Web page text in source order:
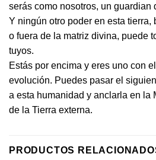
serás como nosotros, un guardian
Y ningún otro poder en esta tierra,
o fuera de la matriz divina, puede
tuyos.
Estás por encima y eres uno con
evolución. Puedes pasar el
a esta humanidad y anclarla en la
de la Tierra externa.
PRODUCTOS